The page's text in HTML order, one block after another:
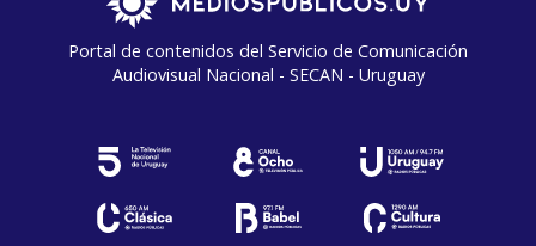
Portal de contenidos del Servicio de Comunicación
Audiovisual Nacional - SECAN - Uruguay